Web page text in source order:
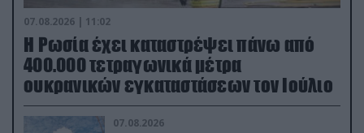
07.08.2026 | 11:02
Η Ρωσία έχει καταστρέψει πάνω από
400.000 τετραγωνικά μέτρα
ουκρανικών εγκαταστάσεων τον Ιούλιο
07.08.2026